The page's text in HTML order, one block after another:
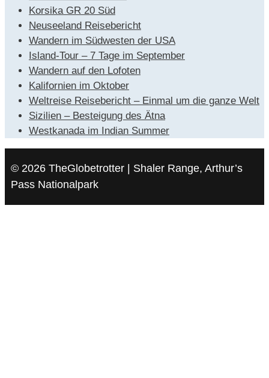
Korsika GR 20 Süd
Neuseeland Reisebericht
Wandern im Südwesten der USA
Island-Tour – 7 Tage im September
Wandern auf den Lofoten
Kalifornien im Oktober
Weltreise Reisebericht – Einmal um die ganze Welt
Sizilien – Besteigung des Ätna
Westkanada im Indian Summer
© 2026 TheGlobetrotter | Shaler Range, Arthur’s
Pass Nationalpark